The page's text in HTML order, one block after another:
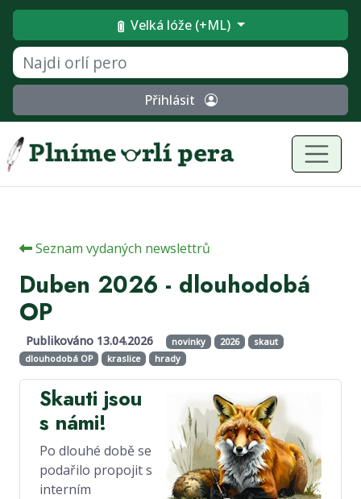
Velká lóže (+ML)
Přihlásit
Seznam vydaných newslettrů
Duben 2026 - dlouhodobá
OP
Publikováno 13.04.2026 novinky 2026
skaut
dlouhodobá OP
kraslice hrady
Skauti jsou
s námi!
Po dlouhé době se
podařilo propojit s
interním